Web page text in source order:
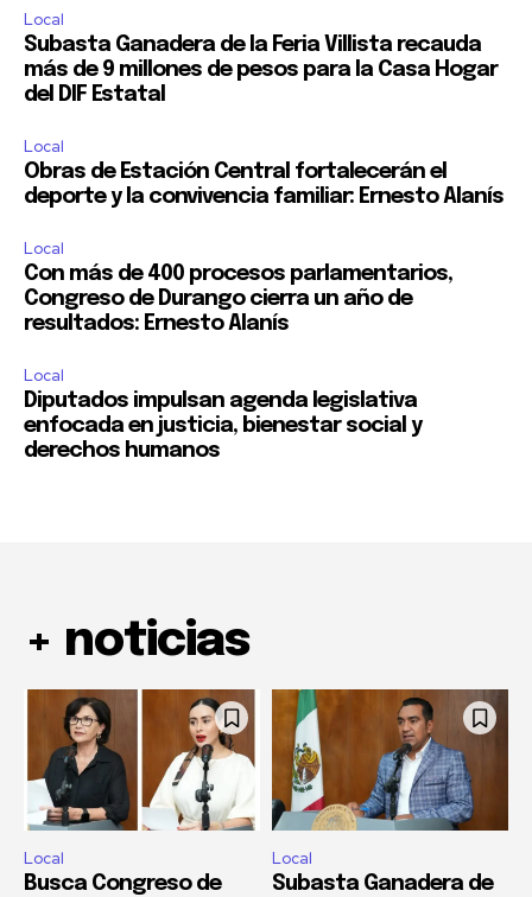
Local
Subasta Ganadera de la Feria Villista recauda
más de 9 millones de pesos para la Casa Hogar
del DIF Estatal
Local
Obras de Estación Central fortalecerán el
deporte y la convivencia familiar: Ernesto Alanís
Local
Con más de 400 procesos parlamentarios,
Congreso de Durango cierra un año de
resultados: Ernesto Alanís
Local
Diputados impulsan agenda legislativa
enfocada en justicia, bienestar social y
derechos humanos
+ noticias
Local
Busca Congreso de
Local
Subasta Ganadera de